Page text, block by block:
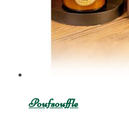
Poufsouffle